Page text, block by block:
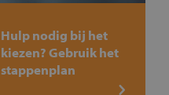
Hulp nodig bij het
kiezen? Gebruik het
stappenplan